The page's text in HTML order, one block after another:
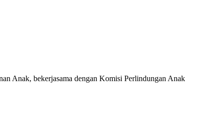
Anak, bekerjasama dengan Komisi Perlindungan Anak